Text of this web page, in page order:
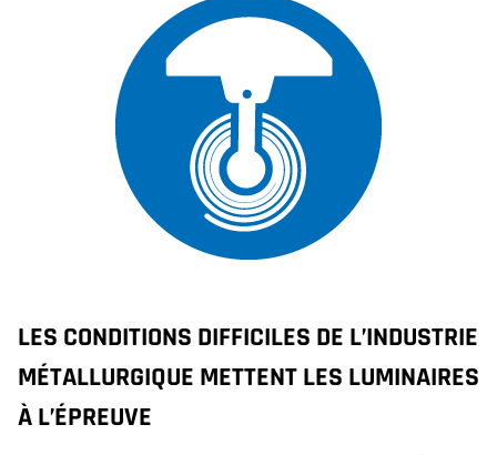
LES CONDITIONS DIFFICILES DE L’INDUSTRIE
MÉTALLURGIQUE METTENT LES LUMINAIRES
À L’ÉPREUVE